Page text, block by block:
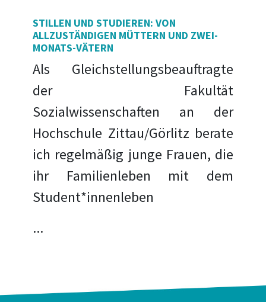
STILLEN UND STUDIEREN: VON
ALLZUSTÄNDIGEN MÜTTERN UND ZWEI-
MONATS-VÄTERN
Als Gleichstellungsbeauftragte
der Fakultät
Sozialwissenschaften an der
Hochschule Zittau/Görlitz berate
ich regelmäßig junge Frauen, die
ihr Familienleben mit dem
Student*innenleben
...